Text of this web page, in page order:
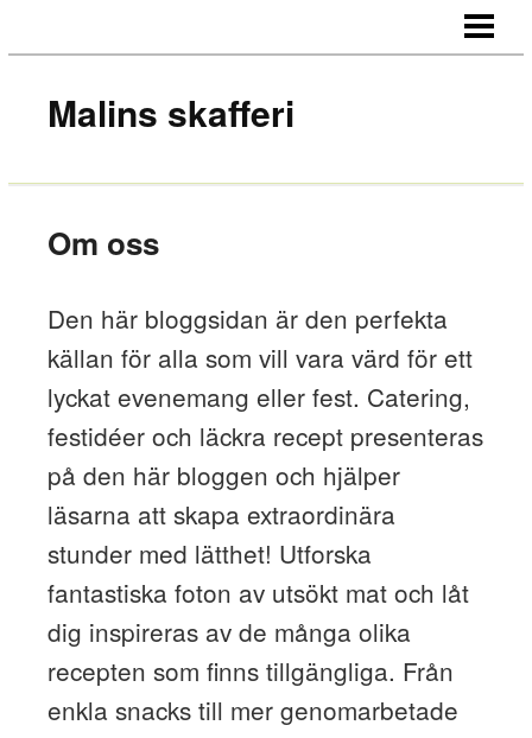
KONTAKT
Malins skafferi
Om oss
Den här bloggsidan är den perfekta
källan för alla som vill vara värd för ett
lyckat evenemang eller fest. Catering,
festidéer och läckra recept presenteras
på den här bloggen och hjälper
läsarna att skapa extraordinära
stunder med lätthet! Utforska
fantastiska foton av utsökt mat och låt
dig inspireras av de många olika
recepten som finns tillgängliga. Från
enkla snacks till mer genomarbetade